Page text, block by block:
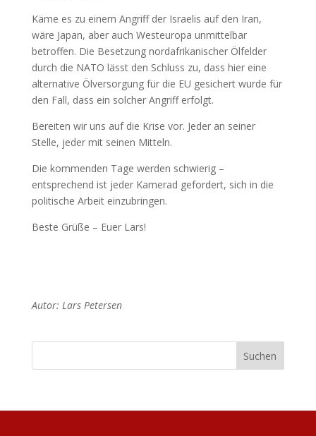
Käme es zu einem Angriff der Israelis auf den Iran,
wäre Japan, aber auch Westeuropa unmittelbar
betroffen. Die Besetzung nordafrikanischer Ölfelder
durch die NATO lässt den Schluss zu, dass hier eine
alternative Ölversorgung für die EU gesichert wurde für
den Fall, dass ein solcher Angriff erfolgt.
Bereiten wir uns auf die Krise vor. Jeder an seiner
Stelle, jeder mit seinen Mitteln.
Die kommenden Tage werden schwierig –
entsprechend ist jeder Kamerad gefordert, sich in die
politische Arbeit einzubringen.
Beste Grüße – Euer Lars!
Autor: Lars Petersen